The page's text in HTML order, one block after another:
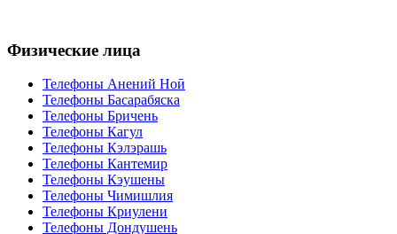
Физические лица
Телефоны Анений Ноӣ
Телефоны Басарабяска
Телефоны Бричень
Телефоны Кагул
Телефоны Кэлэрашь
Телефоны Кантемир
Телефоны Кэушены
Телефоны Чимишлия
Телефоны Криулени
Телефоны Дондушень